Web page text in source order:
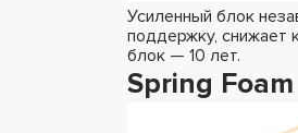
Усиленный блок
поддержку, снижает
блок — 10 лет.
Spring Foam